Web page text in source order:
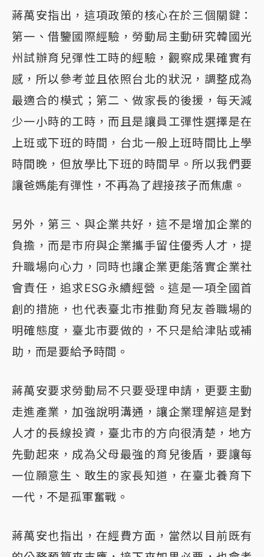
蔣萬安指出，這項政策的核心在於三個關鍵：
第一、借鑒國際經驗，勞動局主動研究韓國光
州試辦育兒彈性工時的經驗，觀察成果確實有
感，所以參考並且依照台北的狀況，調整成為
最適合的模式；第二、做家長的後援，每天減
少一小時的工時，而且是讓員工彈性選擇是在
上班或下班的時間，台北一般上班時間比上學
時間晚，但放學比下班的時間早。所以我們要
讓爸媽能有彈性，不再為了趕接孩子而焦慮。
另外，第三、與企業共好，這不是增加企業的
負擔，而是市府與企業攜手留住優秀人才，提
升職場向心力，同時也讓企業更能落實企業社
會責任，追求ESG永續經營。這是一項全國首
創的措施，也代表臺北市推動育兒友善職場的
明確態度，臺北市要做的，不只是給津貼或補
助，而是要給予時間。
蔣萬安要求勞動局不只要受理申請，更要主動
走進產業，加強說明溝通，讓企業理解這是對
人才的長線投資，臺北市的方向很清楚，地方
先動起來，成為父母最強的育兒後盾，要讓每
一位願意生、敢生的家長知道，在臺北養育下
一代，不是孤軍奮戰。
蔣萬安也指出，在經費方面，當然以目前既有